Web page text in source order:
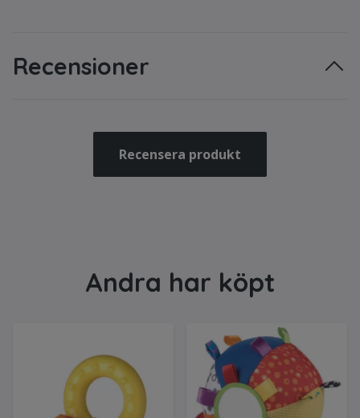
Recensioner
Recensera produkt
Andra har köpt